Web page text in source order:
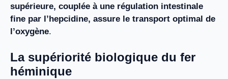
supérieure, couplée à une régulation intestinale
fine par l’hepcidine, assure le transport optimal de
l’oxygène.
La supériorité biologique du fer
héminique